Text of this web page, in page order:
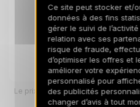
Le prix total pour votre sélection
vos
Ce site peut stocker et/
données à des fins
gérer le suivi de
relation avec ses
risque de fraude,
d’optimiser les offres et
améliorer votre
personnalisé pour
des publicités
changer d’avis à tout